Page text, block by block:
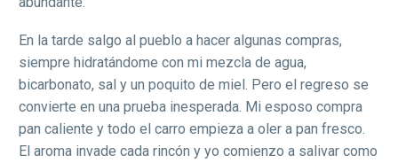
En la tarde salgo al pueblo a hacer algunas compras,
siempre hidratándome con mi mezcla de agua,
bicarbonato, sal y un poquito de miel. Pero el regreso se
convierte en una prueba inesperada. Mi esposo compra
pan caliente y todo el carro empieza a oler a pan fresco.
El aroma invade cada rincón y yo comienzo a salivar como